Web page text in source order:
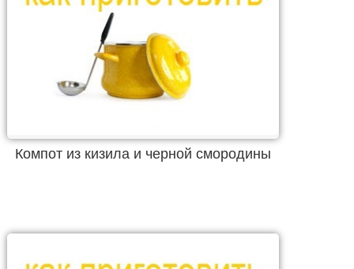
Компот из кизила и черной смородины